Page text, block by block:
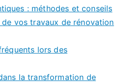
: méthodes et conseils
vos travaux de rénovation
lors des
la transformation de